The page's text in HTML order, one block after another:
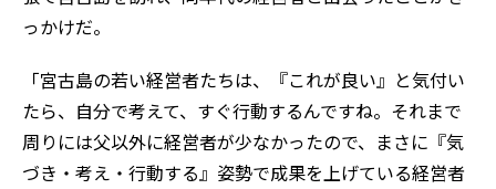
っかけだ。
「宮古島の若い経営者たちは、『これが良い』と気付い
たら、自分で考えて、すぐ行動するんですね。それまで
周りには父以外に経営者が少なかったので、まさに『気
づき・考え・行動する』姿勢で成果を上げている経営者